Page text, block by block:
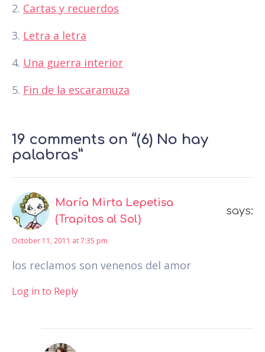
2. Cartas y recuerdos
3. Letra a letra
4. Una guerra interior
5. Fin de la escaramuza
19 comments on “(6) No hay
palabras”
María Mirta Lepetisa
(Trapitos al Sol)
says:
October 11, 2011 at 7:35 pm
los reclamos son venenos del amor
Log in to Reply